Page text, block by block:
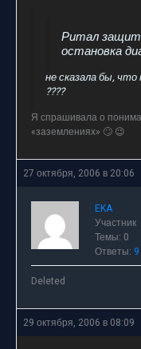
Ритал
остановка
не сказала бы,
????
Я спрашивала о
«заземлениях» 🙄 😉
27 октября, 2006 в 20:06
EKA
Участник
Темы: 0
Ответы: 9
Deleted
29 октября, 2006 в 08:09